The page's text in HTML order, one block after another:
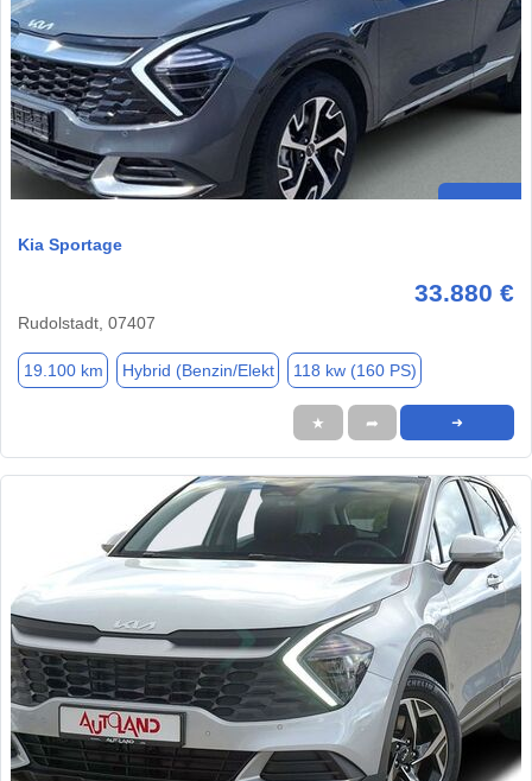
Kia Sportage
33.880 €
Rudolstadt, 07407
19.100 km Hybrid (Benzin/Elekt 118 kw (160 PS)
★ ➦ ➜